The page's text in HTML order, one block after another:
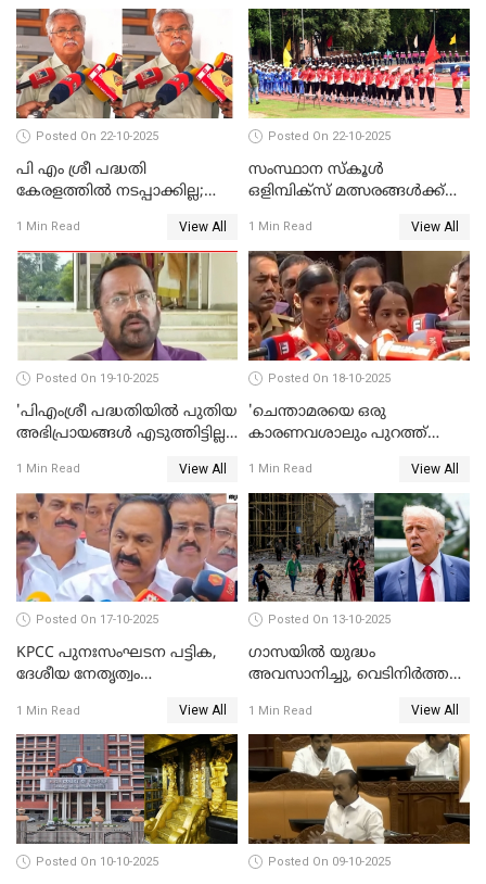
Posted On 22-10-2025
പി എം ശ്രീ പദ്ധതി
കേരളത്തില്‍ നടപ്പാക്കില്ല;
VIDEO
1 Min Read View All
Posted On 22-10-2025
സംസ്ഥാന സ്‌കൂള്‍
ഒളിമ്പിക്‌സ് മത്സരങ്ങള്‍ക്ക്
1 Min Read View All
Posted On 19-10-2025
'പിഎംശ്രീ പദ്ധതിയില്‍ പുതിയ
അഭിപ്രായങ്ങള്‍ എടുത്തിട്ടില്ല';
1 Min Read View All
Posted On 18-10-2025
'ചെന്താമരയെ ഒരു
കാരണവശാലും പുറത്ത്
തങ്ങള്‍ക്ക് ഭയമാണ്';
സജിതയുടെ പെണ്‍മക്കള്‍
WATCH VIDEO
1 Min Read View All
Posted On 17-10-2025
KPCC പുനഃസംഘടന പട്ടിക,
ദേശീയ നേതൃത്വം
ഡി സതീശന്‍ WATCH VIDEO
1 Min Read View All
Posted On 13-10-2025
ഗാസയില്‍ യുദ്ധം
അവസാനിച്ചു, വെടിനിര്‍ത്തല്‍
1 Min Read View All
Posted On 10-10-2025 Posted On 09-10-2025